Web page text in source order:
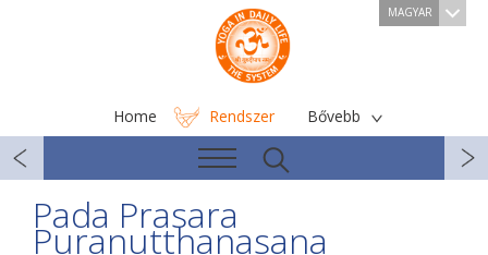
MAGYAR
Home Rendszer Bővebb
Pada Prasara
Puranutthanasana